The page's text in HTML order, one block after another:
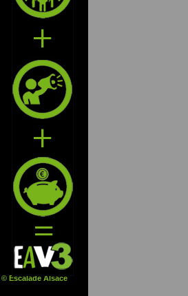
© Escalade Alsace